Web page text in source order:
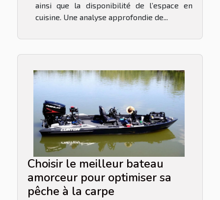
ainsi que la disponibilité de l’espace en
cuisine. Une analyse approfondie de...
Choisir le meilleur bateau
amorceur pour optimiser sa
pêche à la carpe